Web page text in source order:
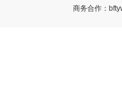
商务合作：